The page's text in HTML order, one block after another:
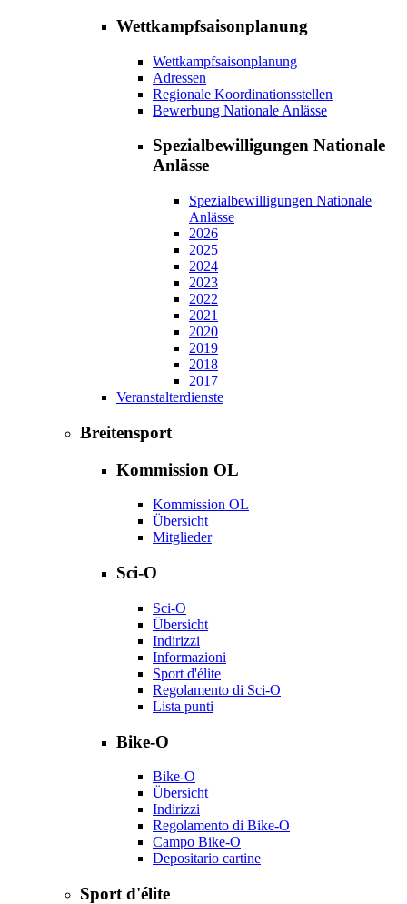
Wettkampfsaisonplanung
Wettkampfsaisonplanung
Adressen
Regionale Koordinationsstellen
Bewerbung Nationale Anlässe
Spezialbewilligungen Nationale
Anlässe
Spezialbewilligungen Nationale
Anlässe
2026
2025
2024
2023
2022
2021
2020
2019
2018
2017
Veranstalterdienste
Breitensport
Kommission OL
Kommission OL
Übersicht
Mitglieder
Sci-O
Sci-O
Übersicht
Indirizzi
Informazioni
Sport d'élite
Regolamento di Sci-O
Lista punti
Bike-O
Bike-O
Übersicht
Indirizzi
Regolamento di Bike-O
Campo Bike-O
Depositario cartine
Sport d'élite